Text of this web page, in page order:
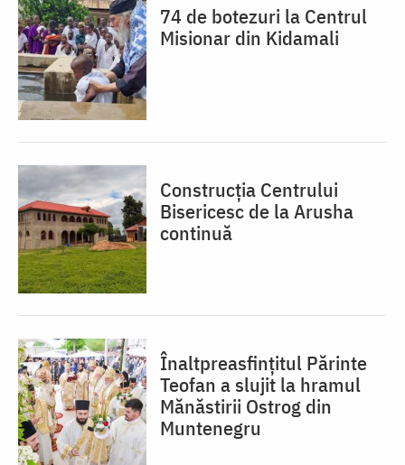
74 de botezuri la Centrul
Misionar din Kidamali
Construcția Centrului
Bisericesc de la Arusha
continuă
Înaltpreasfințitul Părinte
Teofan a slujit la hramul
Mănăstirii Ostrog din
Muntenegru